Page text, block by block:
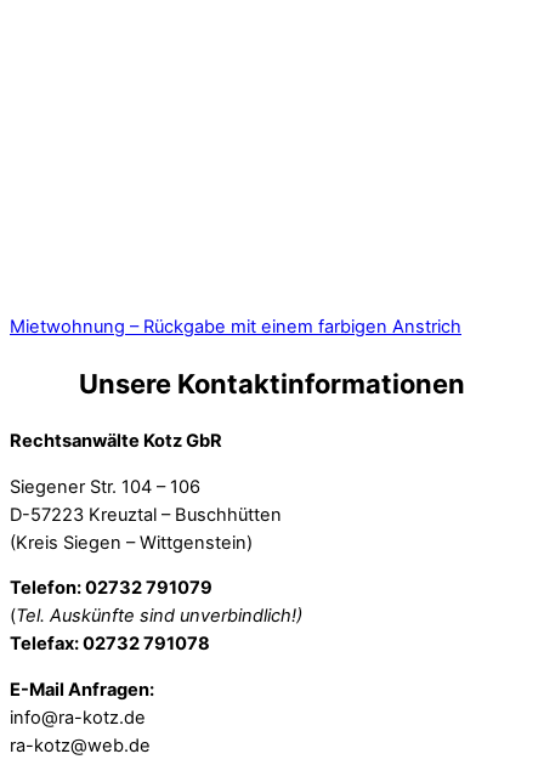
Mietwohnung – Rückgabe mit einem farbigen Anstrich
Unsere Kontaktinformationen
Rechtsanwälte Kotz GbR
Siegener Str. 104 – 106
D-57223 Kreuztal – Buschhütten
(Kreis Siegen – Wittgenstein)
Telefon: 02732 791079
(Tel. Auskünfte sind unverbindlich!)
Telefax: 02732 791078
E-Mail Anfragen:
info@ra-kotz.de
ra-kotz@web.de